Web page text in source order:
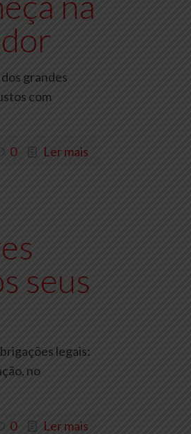
grandes
com
0 Ler mais
seus
legais:
no
0 Ler mais